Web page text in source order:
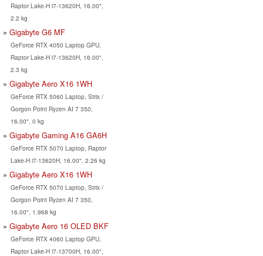
Raptor Lake-H i7-13620H, 16.00",
2.2 kg
Gigabyte G6 MF
GeForce RTX 4050 Laptop GPU,
Raptor Lake-H i7-13620H, 16.00",
2.3 kg
Gigabyte Aero X16 1WH
GeForce RTX 5060 Laptop, Strix /
Gorgon Point Ryzen AI 7 350,
16.00", 0 kg
Gigabyte Gaming A16 GA6H
GeForce RTX 5070 Laptop, Raptor
Lake-H i7-13620H, 16.00", 2.26 kg
Gigabyte Aero X16 1WH
GeForce RTX 5070 Laptop, Strix /
Gorgon Point Ryzen AI 7 350,
16.00", 1.968 kg
Gigabyte Aero 16 OLED BKF
GeForce RTX 4060 Laptop GPU,
Raptor Lake-H i7-13700H, 16.00",